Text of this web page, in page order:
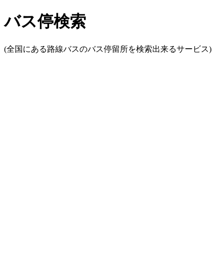
バス停検索
(全国にある路線バスのバス停留所を検索出来るサービス)